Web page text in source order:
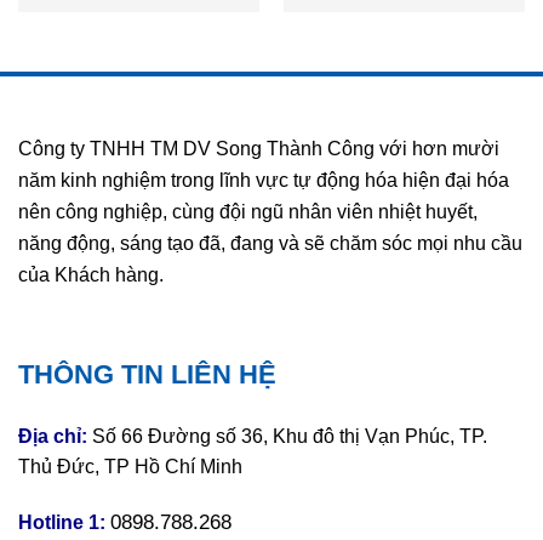
Công ty TNHH TM DV Song Thành Công với hơn mười
năm kinh nghiệm trong lĩnh vực tự động hóa hiện đại hóa
nên công nghiệp, cùng đội ngũ nhân viên nhiệt huyết,
năng động, sáng tạo đã, đang và sẽ chăm sóc mọi nhu cầu
của Khách hàng.
THÔNG TIN LIÊN HỆ
Địa chỉ: Số 66 Đường số 36, Khu đô thị Vạn Phúc, TP.
Thủ Đức, TP Hồ Chí Minh
Hotline 1: 0898.788.268